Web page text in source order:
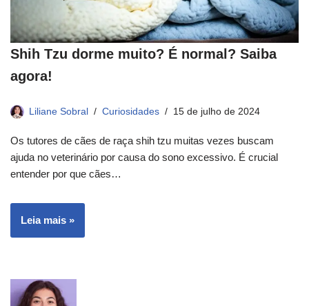
Shih Tzu dorme muito? É normal? Saiba
agora!
Liliane Sobral Curiosidades 15 de julho de 2024
Os tutores de cães de raça shih tzu muitas vezes buscam
ajuda no veterinário por causa do sono excessivo. É crucial
entender por que cães…
Leia mais »